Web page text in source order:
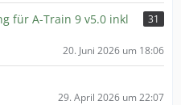
für A-Train 9 v5.0 inkl
31
20. Juni 2026 um 18:06
29. April 2026 um 22:07